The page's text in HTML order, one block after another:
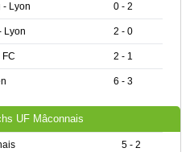
- Lyon 0 - 2
Lyon 2 - 0
FC 2 - 1
6 - 3
UF Mâconnais
5 - 2